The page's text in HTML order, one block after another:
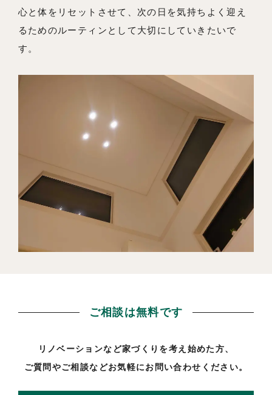
心と体をリセットさせて、次の日を気持ちよく迎え
るためのルーティンとして大切にしていきたいで
す。
ご相談は無料です
リノベーションなど家づくりを考え始めた方、
ご質問やご相談などお気軽にお問い合わせください。